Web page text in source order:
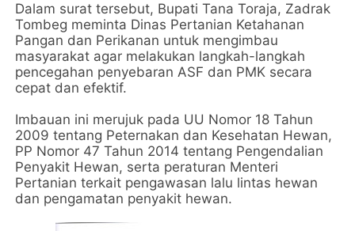
Dalam surat tersebut, Bupati Tana Toraja, Zadrak
Tombeg meminta Dinas Pertanian Ketahanan
Pangan dan Perikanan untuk mengimbau
masyarakat agar melakukan langkah-langkah
pencegahan penyebaran ASF dan PMK secara
cepat dan efektif.
Imbauan ini merujuk pada UU Nomor 18 Tahun
2009 tentang Peternakan dan Kesehatan Hewan,
PP Nomor 47 Tahun 2014 tentang Pengendalian
Penyakit Hewan, serta peraturan Menteri
Pertanian terkait pengawasan lalu lintas hewan
dan pengamatan penyakit hewan.